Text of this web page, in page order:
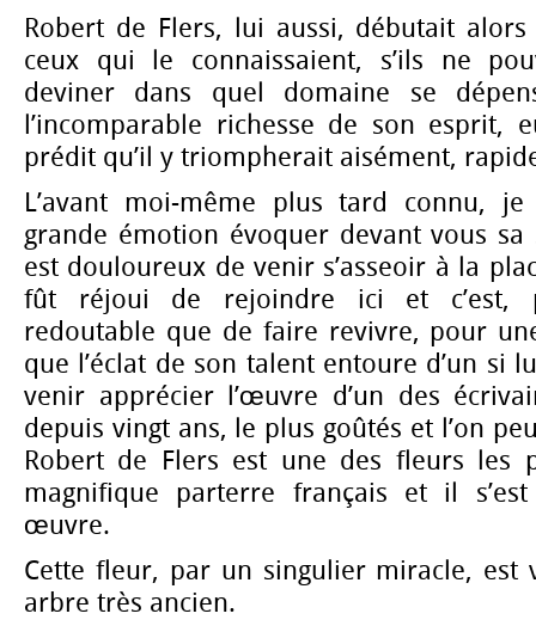
Robert de Flers, lui aussi, débutait
ceux qui le connaissaient, s’ils ne
deviner dans quel domaine se
l’incomparable richesse de son esprit,
prédit qu’il y triompherait aisément,
L’avant moi-même plus tard connu,
grande émotion évoquer devant vous
est douloureux de venir s’asseoir à la
fût réjoui de rejoindre ici et c’est,
redoutable que de faire revivre, pour
que l’éclat de son talent entoure d’un si
venir apprécier l’œuvre d’un des
depuis vingt ans, le plus goûtés et l’on
Robert de Flers est une des fleurs les
magnifique parterre français et il
œuvre.
Cette fleur, par un singulier miracle, est
arbre très ancien.